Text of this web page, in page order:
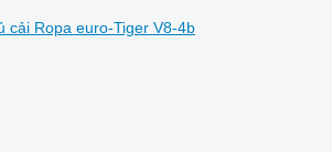
cải Ropa euro-Tiger V8-4b